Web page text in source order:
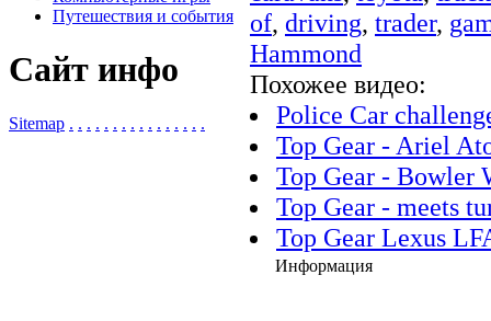
Путешествия и события
Сайт инфо
Sitemap . . . . . . . . . . . . . . . .
of, driving, trader,
Hammond
Похожее видео:
Police Car
Top Gear - Ariel
Top Gear - Bowler
Top Gear - meets
Top Gear Lexus
Информация